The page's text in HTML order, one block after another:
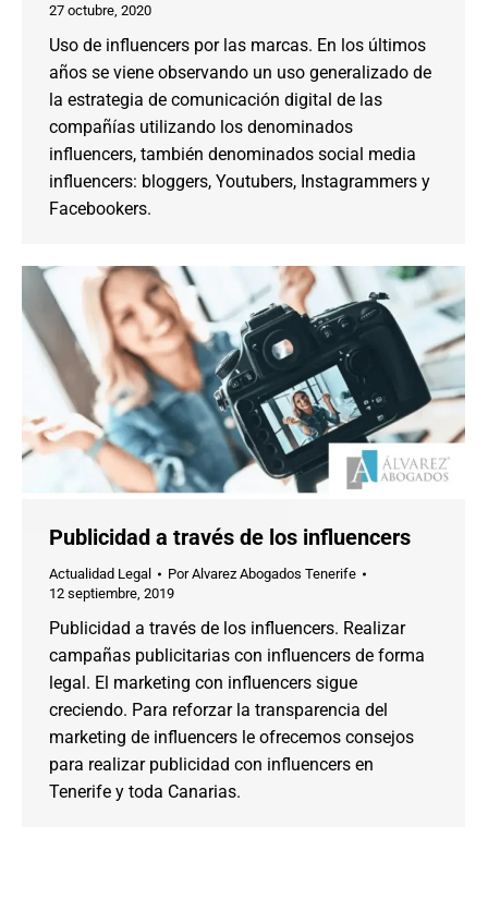
27 octubre, 2020
Uso de influencers por las marcas. En los últimos
años se viene observando un uso generalizado de
la estrategia de comunicación digital de las
compañías utilizando los denominados
influencers, también denominados social media
influencers: bloggers, Youtubers, Instagrammers y
Facebookers.
Publicidad a través de los influencers
Actualidad Legal PorAlvarez Abogados Tenerife
12 septiembre, 2019
Publicidad a través de los influencers. Realizar
campañas publicitarias con influencers de forma
legal. El marketing con influencers sigue
creciendo. Para reforzar la transparencia del
marketing de influencers le ofrecemos consejos
para realizar publicidad con influencers en
Tenerife y toda Canarias.